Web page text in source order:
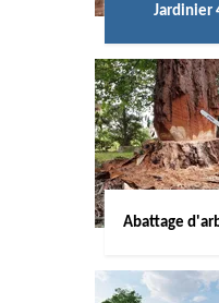
Jardinier
Abattage